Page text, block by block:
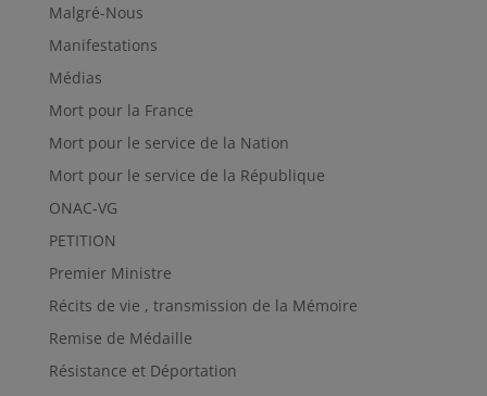
Malgré-Nous
Manifestations
Médias
Mort pour la France
Mort pour le service de la Nation
Mort pour le service de la République
ONAC-VG
PETITION
Premier Ministre
Récits de vie , transmission de la Mémoire
Remise de Médaille
Résistance et Déportation